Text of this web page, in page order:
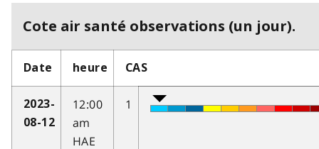
Cote air santé observations (un jour).
Date heure CAS
2023-
08-12
12:00
am
HAE
1